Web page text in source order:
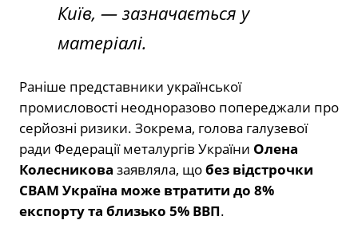
Київ, — зазначається у
матеріалі.
Раніше представники української
промисловості неодноразово попереджали про
серйозні ризики. Зокрема, голова галузевої
ради Федерації металургів України Олена
Колесникова заявляла, щобез відстрочки
CBAM Україна може втратити до 8%
експорту та близько 5% ВВП.